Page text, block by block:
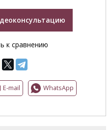
к сравнению
E-mail WhatsApp